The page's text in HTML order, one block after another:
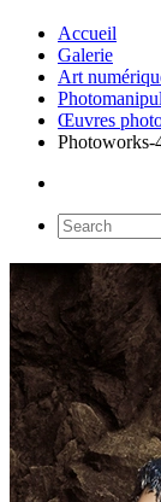
Accueil
Galerie
Art
Œuvres
Photoworks-